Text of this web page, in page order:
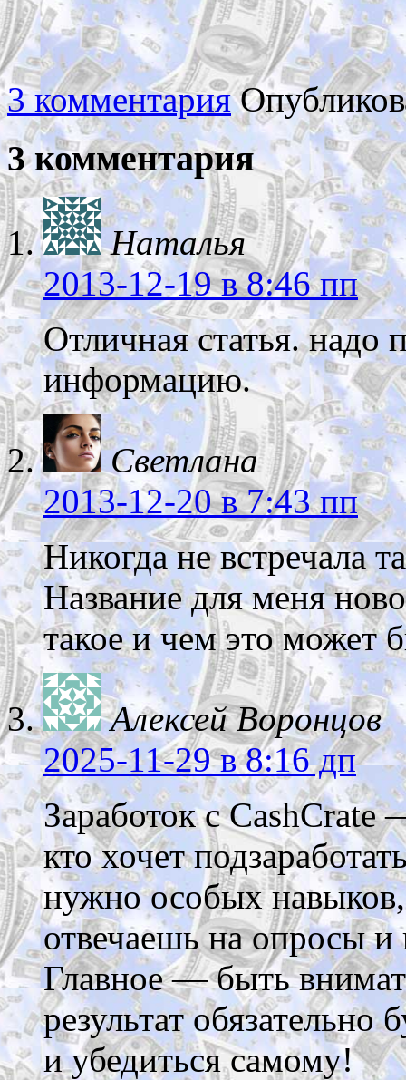
3 комментария
3 комментария
Наталья
2013-12-19в 8:46 пп
Отличная статья. надо
информацию.
Светлана
2013-12-20в 7:43 пп
Никогда не встречала
Название для меня
такое и чем это может
Алексей Воронцов
2025-11-29в 8:16 дп
Заработок с CashCrate
кто хочет
нужно особых
отвечаешь на опросы
Главное — быть
результат
и убедиться самому!